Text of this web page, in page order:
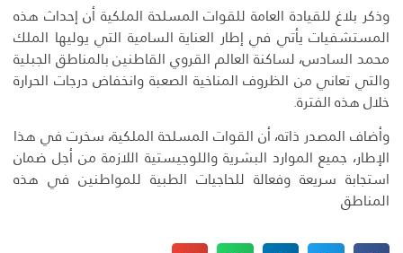
وذكر بلاغ للقيادة العامة للقوات المسلحة الملكية أن إحداث هذه
المستشفيات يأتي في إطار العناية السامية التي يوليها الملك
محمد السادس، لساكنة العالم القروي القاطنين بالمناطق الجبلية
والتي تعاني من الظروف المناخية الصعبة وانخفاض درجات الحرارة
خلال هذه الفترة.
وأضاف المصدر ذاته، أن القوات المسلحة الملكية، سخرت في هذا
الإطار، جميع الموارد البشرية واللوجيستية اللازمة من أجل ضمان
استجابة سريعة وفعالة للحاجيات الطبية للمواطنين في هذه
المناطق